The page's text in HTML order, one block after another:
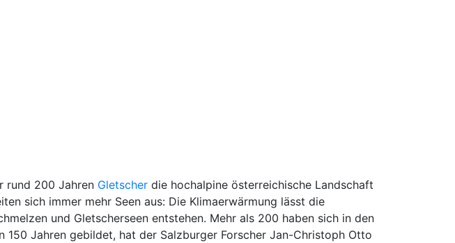
rund 200 Jahren Gletscher die hochalpine österreichische Landschaft
sich immer mehr Seen aus: Die Klimaerwärmung lässt die
und Gletscherseen entstehen. Mehr als 200 haben sich in den
150 Jahren gebildet, hat der Salzburger Forscher Jan-Christoph Otto